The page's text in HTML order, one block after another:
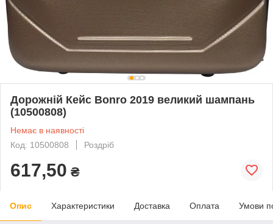
Дорожній Кейс Bonro 2019 великий шампань
(10500808)
Немає в наявності
Код: 10500808
Роздріб
617,50 ₴
Опис Характеристики Доставка Оплата Умови